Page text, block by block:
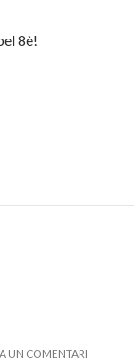
8è!
UN COMENTARI